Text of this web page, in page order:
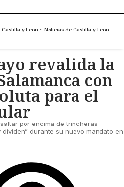
revalida la
con
para el
por encima de trincheras
durante su nuevo mandato en